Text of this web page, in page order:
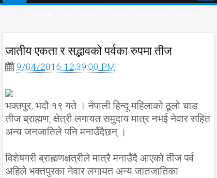
जातीय एकता र सद्भावको पर्वका रुपमा तीज
9/04/2016 12:39:00 PM
भक्तपुर, भदौ १९ गते । नेपाली हिन्दू महिलाको ठूलो चाड
तीज ब्राह्मण, क्षेत्री लगायत समुदाय मात्र नभई नेवार सहित
अन्य जनजातिले पनि मनाउँदैछन् ।
विशेषगरी ब्राह्मणक्षत्रीले मात्रै मनाउँदै आएको तीज पर्व
अहिले भक्तपुरका नेवार लगायत अन्य जातजातिका